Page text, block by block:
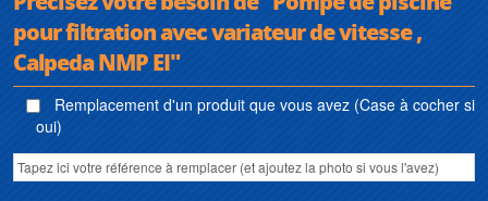
pour filtration avec variateur de vitesse ,
Calpeda NMP EI"
Remplacement d'un produit que vous avez (Case à cocher si
oui)